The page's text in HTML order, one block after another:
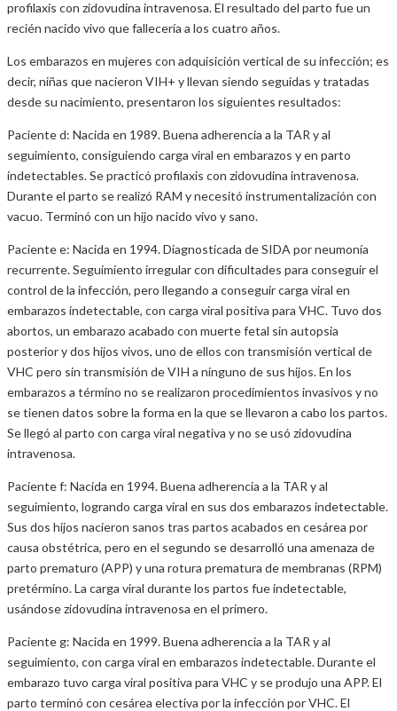
profilaxis con zidovudina intravenosa. El resultado del parto fue un
recién nacido vivo que fallecería a los cuatro años.
Los embarazos en mujeres con adquisición vertical de su infección; es
decir, niñas que nacieron VIH+ y llevan siendo seguidas y tratadas
desde su nacimiento, presentaron los siguientes resultados:
Paciente d: Nacida en 1989. Buena adherencia a la TAR y al
seguimiento, consiguiendo carga viral en embarazos y en parto
indetectables. Se practicó profilaxis con zidovudina intravenosa.
Durante el parto se realizó RAM y necesitó instrumentalización con
vacuo. Terminó con un hijo nacido vivo y sano.
Paciente e: Nacida en 1994. Diagnosticada de SIDA por neumonía
recurrente. Seguimiento irregular con dificultades para conseguir el
control de la infección, pero llegando a conseguir carga viral en
embarazos indetectable, con carga viral positiva para VHC. Tuvo dos
abortos, un embarazo acabado con muerte fetal sin autopsia
posterior y dos hijos vivos, uno de ellos con transmisión vertical de
VHC pero sin transmisión de VIH a ninguno de sus hijos. En los
embarazos a término no se realizaron procedimientos invasivos y no
se tienen datos sobre la forma en la que se llevaron a cabo los partos.
Se llegó al parto con carga viral negativa y no se usó zidovudina
intravenosa.
Paciente f: Nacida en 1994. Buena adherencia a la TAR y al
seguimiento, logrando carga viral en sus dos embarazos indetectable.
Sus dos hijos nacieron sanos tras partos acabados en cesárea por
causa obstétrica, pero en el segundo se desarrolló una amenaza de
parto prematuro (APP) y una rotura prematura de membranas (RPM)
pretérmino. La carga viral durante los partos fue indetectable,
usándose zidovudina intravenosa en el primero.
Paciente g: Nacida en 1999. Buena adherencia a la TAR y al
seguimiento, con carga viral en embarazos indetectable. Durante el
embarazo tuvo carga viral positiva para VHC y se produjo una APP. El
parto terminó con cesárea electiva por la infección por VHC. El